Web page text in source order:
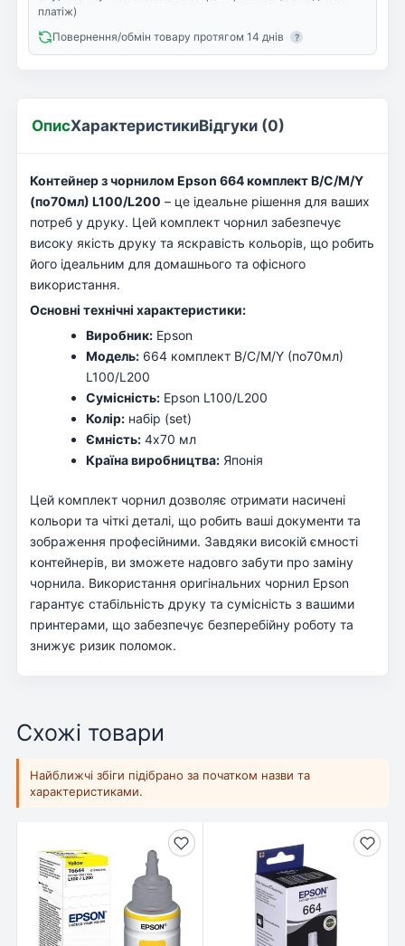
платіж)
Повернення/обмін товару протягом 14 днів
?
ОписХарактеристикиВідгуки (0)
Контейнер з чорнилом Epson 664 комплект B/C/M/Y
(по70мл) L100/L200 – це ідеальне рішення для ваших
потреб у друку. Цей комплект чорнил забезпечує
високу якість друку та яскравість кольорів, що робить
його ідеальним для домашнього та офісного
використання.
Основні технічні характеристики:
Виробник: Epson
Модель: 664 комплект B/C/M/Y (по70мл)
L100/L200
Сумісність: Epson L100/L200
Колір: набір (set)
Ємність: 4х70 мл
Країна виробництва: Японія
Цей комплект чорнил дозволяє отримати насичені
кольори та чіткі деталі, що робить ваші документи та
зображення професійними. Завдяки високій ємності
контейнерів, ви зможете надовго забути про заміну
чорнила. Використання оригінальних чорнил Epson
гарантує стабільність друку та сумісність з вашими
принтерами, що забезпечує безперебійну роботу та
знижує ризик поломок.
Схожі товари
Найближчі збіги підібрано за початком назви та
характеристиками.